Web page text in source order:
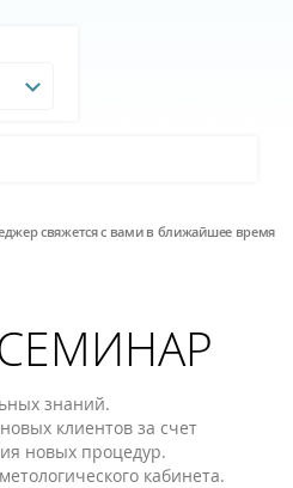
свяжется с вами в ближайшее время
знаний.
клиентов за счет
новых процедур.
кабинета.